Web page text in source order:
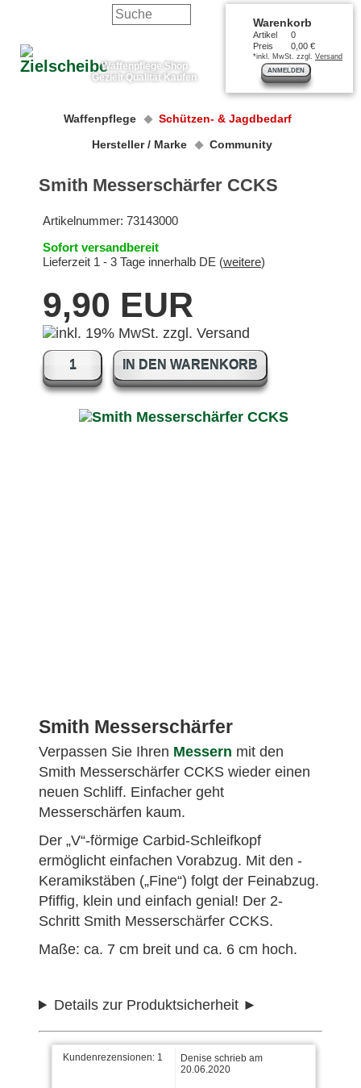
Waffenpflege Shop
Gezielt Qualität Kaufen
Warenkorb
Artikel
0
Preis
0,00 €
*inkl. MwSt. zzgl. Versand
ANMELDEN
Waffenpflege
Schützen- & Jagdbedarf
Hersteller / Marke
Community
Smith Messerschärfer CCKS
Artikelnummer: 73143000
Sofort versandbereit
Lieferzeit 1 - 3 Tage innerhalb DE (weitere)
9,90 EUR
IN DEN WARENKORB
Smith Messerschärfer
Verpassen Sie Ihren Messern mit den
Smith Messerschärfer CCKS wieder einen
neuen Schliff. Einfacher geht
Messerschärfen kaum.
Der „V“-förmige Carbid-Schleifkopf
ermöglicht einfachen Vorabzug. Mit den ­
Keramikstäben („Fine“) folgt der Feinabzug.
Pfiffig, klein und einfach genial! Der 2-
Schritt Smith Messerschärfer CCKS.
Maße: ca. 7 cm breit und ca. 6 cm hoch.
Details zur Produktsicherheit
Kundenrezensionen: 1
Denise schrieb am
20.06.2020